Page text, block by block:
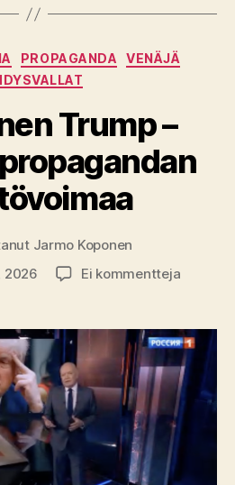
Kategoriat
PROPAGANDA
VENÄJÄ
Trump –
Jarmo Koponen
2026 Ei kommentteja
–
Venäjän